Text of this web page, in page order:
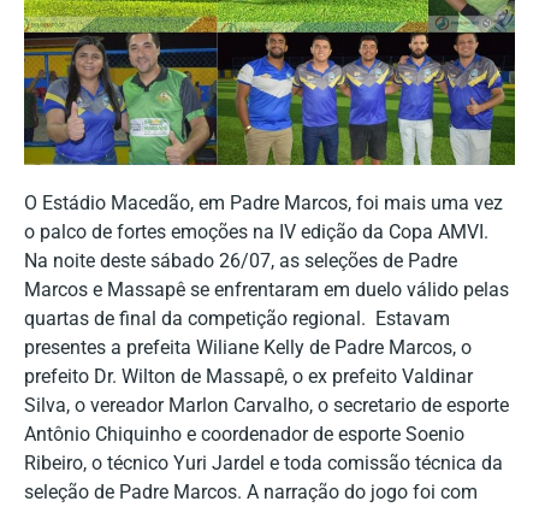
O Estádio Macedão, em Padre Marcos, foi mais uma vez
o palco de fortes emoções na IV edição da Copa AMVI.
Na noite deste sábado 26/07, as seleções de Padre
Marcos e Massapê se enfrentaram em duelo válido pelas
quartas de final da competição regional. Estavam
presentes a prefeita Wiliane Kelly de Padre Marcos, o
prefeito Dr. Wilton de Massapê, o ex prefeito Valdinar
Silva, o vereador Marlon Carvalho, o secretario de esporte
Antônio Chiquinho e coordenador de esporte Soenio
Ribeiro, o técnico Yuri Jardel e toda comissão técnica da
seleção de Padre Marcos. A narração do jogo foi com